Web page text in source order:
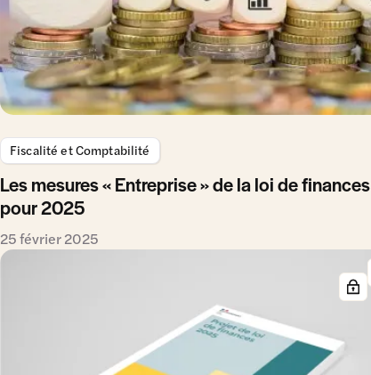
Fiscalité et Comptabilité
Les mesures « Entreprise » de la loi de finances
pour 2025
25 février 2025